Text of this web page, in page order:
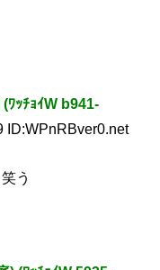
ﾜｯﾁｮｲW b941-
ID:WPnRBver0.net
う